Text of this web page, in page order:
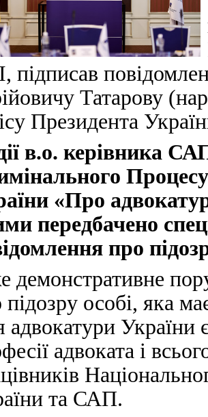
підписав
Татарову
Президента
в.о. керівника
«Про
передбачено
про
демонстративне
особі, яка
адвокатури України
адвоката і
та САП.